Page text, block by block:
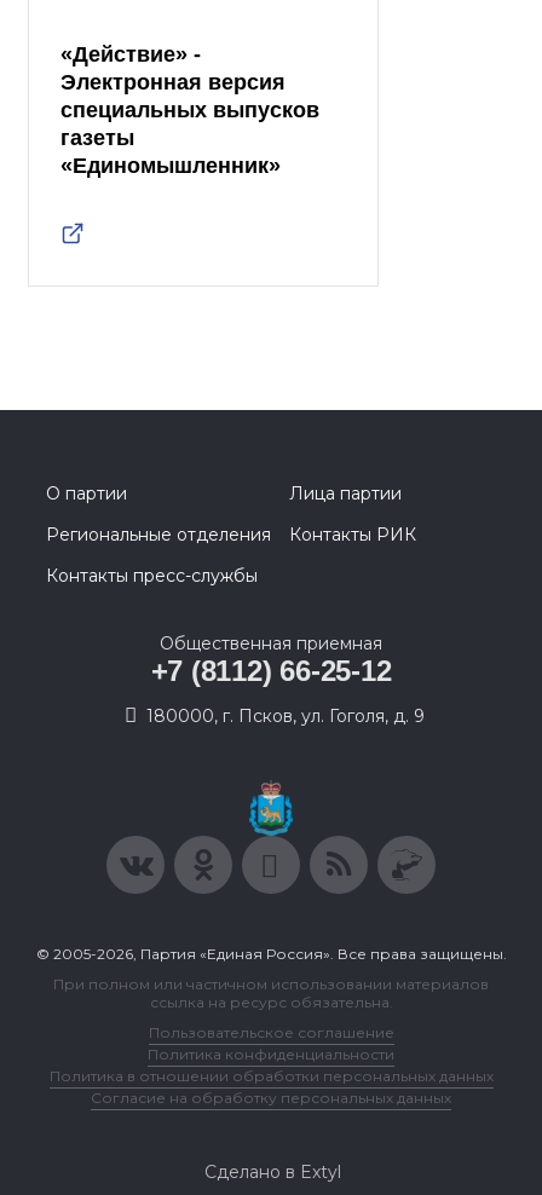
«Действие» -
Электронная версия
специальных выпусков
газеты
«Единомышленник»
О партии
Лица партии
Региональные отделения
Контакты РИК
Контакты пресс-службы
Общественная приемная
+7 (8112) 66-25-12
180000, г. Псков, ул. Гоголя, д. 9
© 2005-2026, Партия «Единая Россия». Все права защищены.
При полном или частичном использовании материалов
ссылка на ресурс обязательна.
Пользовательское соглашение
Политика конфиденциальности
Политика в отношении обработки персональных данных
Согласие на обработку персональных данных
Сделано в Extyl